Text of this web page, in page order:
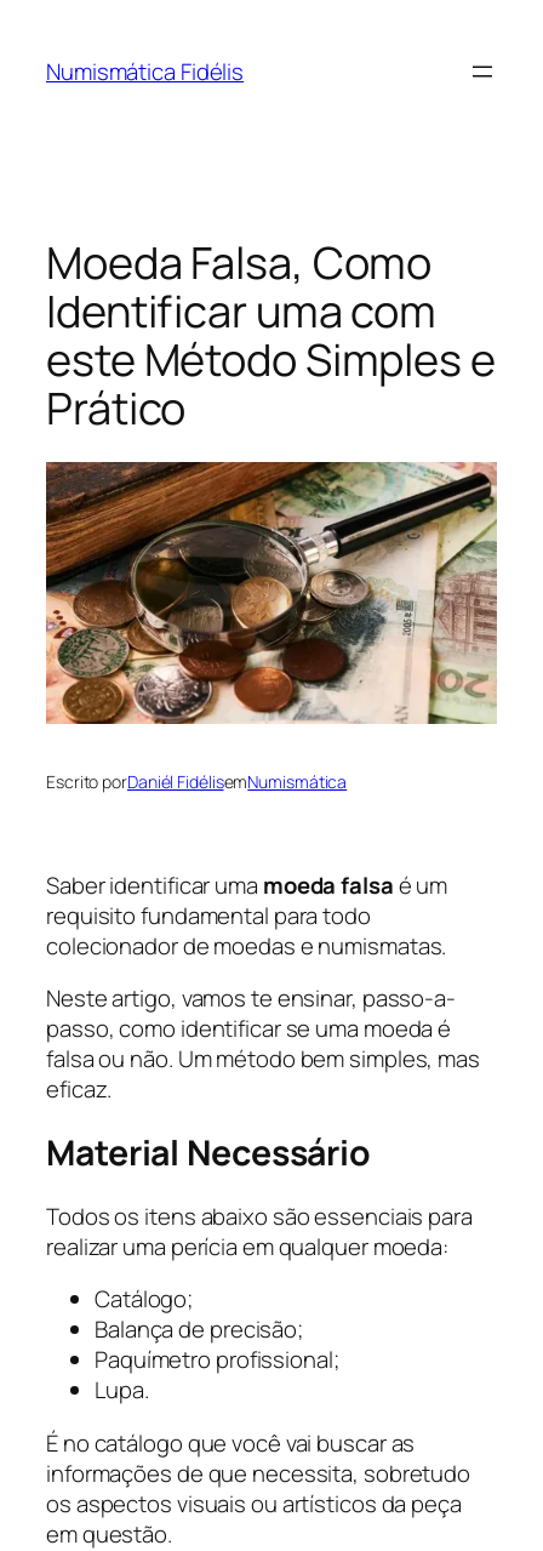
Numismática Fidélis
Moeda Falsa, Como
Identificar uma com
este Método Simples e
Prático
Escrito porDaniél FidélisemNumismática
Saber identificar uma moeda falsaé um
requisito fundamental para todo
colecionador de moedas e numismatas.
Neste artigo, vamos te ensinar, passo-a-
passo, como identificar se uma moeda é
falsa ou não. Um método bem simples, mas
eficaz.
Material Necessário
Todos os itens abaixo são essenciais para
realizar uma perícia em qualquer moeda:
Catálogo;
Balança de precisão;
Paquímetro profissional;
Lupa.
É no catálogo que você vai buscar as
informações de que necessita, sobretudo
os aspectos visuais ou artísticos da peça
em questão.